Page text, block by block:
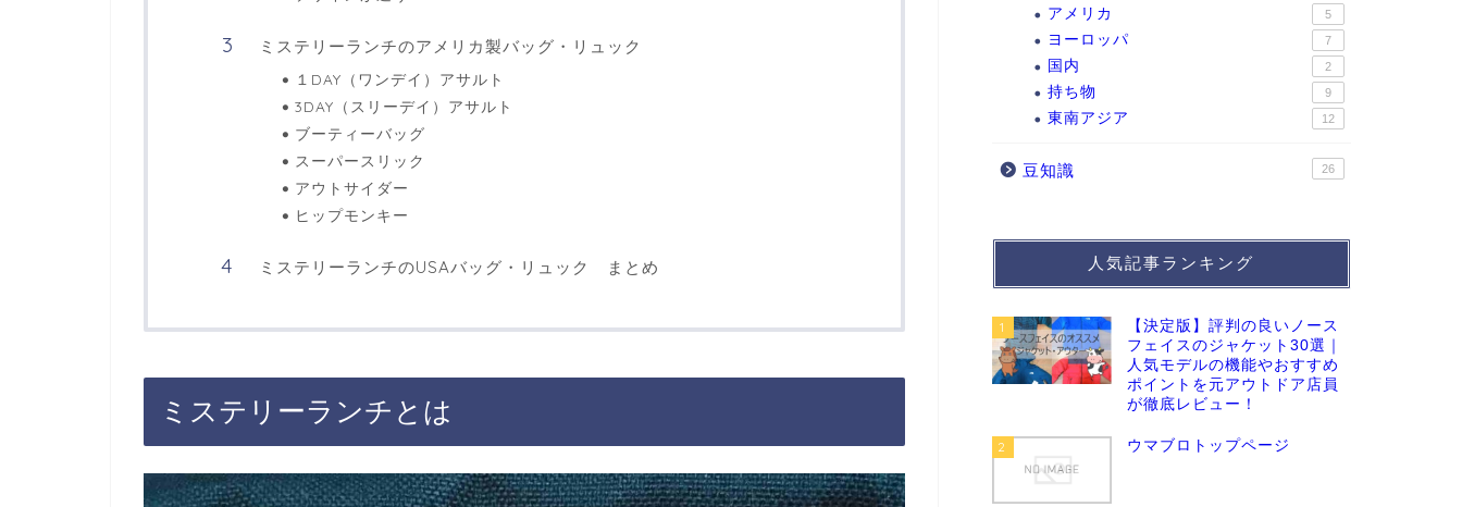
ミステリーランチのアメリカ製バッグ・リュック
１DAY（ワンデイ）アサルト
3DAY（スリーデイ）アサルト
ブーティーバッグ
スーパースリック
アウトサイダー
ヒップモンキー
ミステリーランチのUSAバッグ・リュック まとめ
ミステリーランチとは
アメリカ 5
ヨーロッパ 7
国内 2
持ち物 9
東南アジア 12
豆知識 26
人気記事ランキング
1
【決定版】評判の良いノース
フェイスのジャケット30選｜
人気モデルの機能やおすすめ
ポイントを元アウトドア店員
が徹底レビュー！
2 ウマブロトップページ